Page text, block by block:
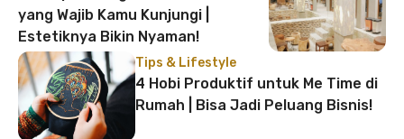
yang Wajib Kamu Kunjungi |
Estetiknya Bikin Nyaman!
Tips & Lifestyle
4 Hobi Produktif untuk Me Time di
Rumah | Bisa Jadi Peluang Bisnis!